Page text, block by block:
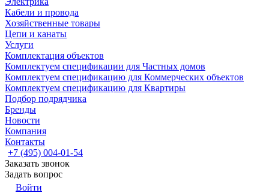
Кабели и провода
Хозяйственные товары
Цепи и канаты
Услуги
Комплектация объектов
Комплектуем спецификации для Частных домов
Комплектуем спецификацию для Коммерческих объектов
Комплектуем спецификацию для Квартиры
Подбор подрядчика
Бренды
Новости
Компания
Контакты
+7 (495) 004-01-54
Заказать звонок
Задать вопрос
Войти